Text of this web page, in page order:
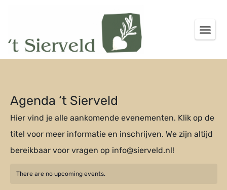
Agenda ‘t Sierveld
Hier vind je alle aankomende evenementen. Klik op de
titel voor meer informatie en inschrijven. We zijn altijd
bereikbaar voor vragen op info@sierveld.nl!
There are no upcoming events.